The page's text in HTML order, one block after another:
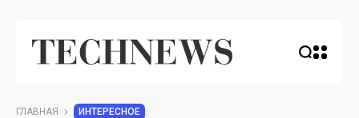
ГЛАВНАЯ ИНТЕРЕСНОЕ